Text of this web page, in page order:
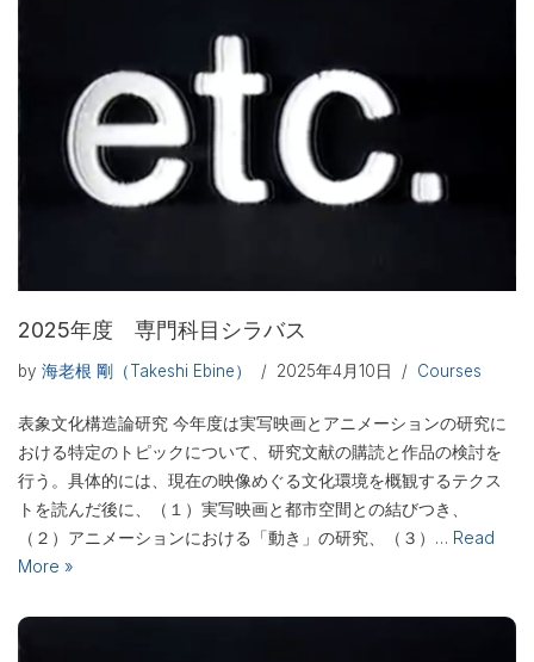
2025年度 専門科目シラバス
by 海老根 剛（Takeshi Ebine） 2025年4月10日 Courses
表象文化構造論研究 今年度は実写映画とアニメーションの研究に
おける特定のトピックについて、研究文献の購読と作品の検討を
行う。具体的には、現在の映像めぐる文化環境を概観するテクス
トを読んだ後に、（１）実写映画と都市空間との結びつき、
（２）アニメーションにおける「動き」の研究、（３）… Read
More »